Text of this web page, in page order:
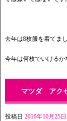
去年は8枚服を着てま
今年は何枚でいけるか
マツダ アク
投稿日 2016年10月25日